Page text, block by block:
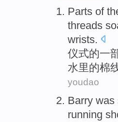
Parts of
threads
wrists.
仪式的一
水里的棉
youdao
Barry was
running